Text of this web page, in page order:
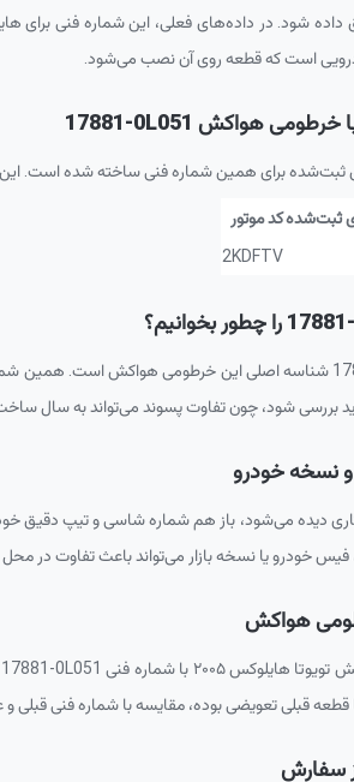
است که قطعه روی آن نصب می‌شود.
خرطومی هواکش 17881-0L051
ثبت‌شده برای همین شماره فنی ساخته شده است.
ثبت‌شدهکد موتور
2KDFTV
را چطور بخوانیم؟
شناسه اصلی این خرطومی هواکش است. همین
بررسی شود، چون تفاوت پسوند می‌تواند به سال
نسخه خودرو
باز هم شماره شاسی و تیپ دقیق خودرو باید کنترل شود. بازه سال‌های
خودرو یا نسخه بازار می‌تواند باعث تفاوت در محل
هواکش
۲۰۰۵ با شماره فنی 17881-0L051
قطعه قبلی تعویضی بوده، مقایسه با شماره فنی
سفارش